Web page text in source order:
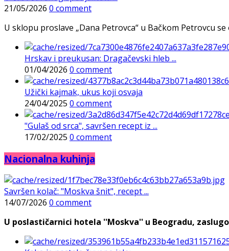
21/05/2026 0 comment
U sklopu proslave „Dana Petrovca“ u Bačkom Petrovcu
Hrskav i preukusan: Dragačevski hleb ...
01/04/2026 0 comment
Užički kajmak, ukus koji osvaja
24/04/2025 0 comment
"Gulaš od srca", savršen recept iz ...
17/02/2025 0 comment
Nacionalna kuhinja
Savršen kolač: "Moskva šnit", recept ...
14/07/2026 0 comment
U poslastičarnici hotela ''Moskva'' u Beogradu,